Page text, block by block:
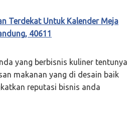
Terdekat Untuk Kalender Meja
40611
yang berbisnis kuliner tentunya
makanan yang di desain baik
reputasi bisnis anda